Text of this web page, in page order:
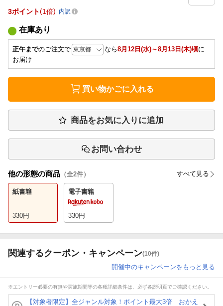
3ポイント 1倍 内訳
在庫あり
正午までのご注文で なら8月12日(水)～8月13日(木)頃に
お届け
買い物かごに入れる
商品をお気に入りに追加
お問い合わせ
他の形態の商品 （全2件） すべて見る
紙書籍
330円
電子書籍
330円
関連するクーポン・キャンペーン(10件)
開催中のキャンペーンをもっと見る
※エントリー必要の有無や実施期間等の各種詳細条件は、必ず各説明頁でご確認ください。
【対象者限定】全ジャンル対象！ポイント最大3倍 おかえ